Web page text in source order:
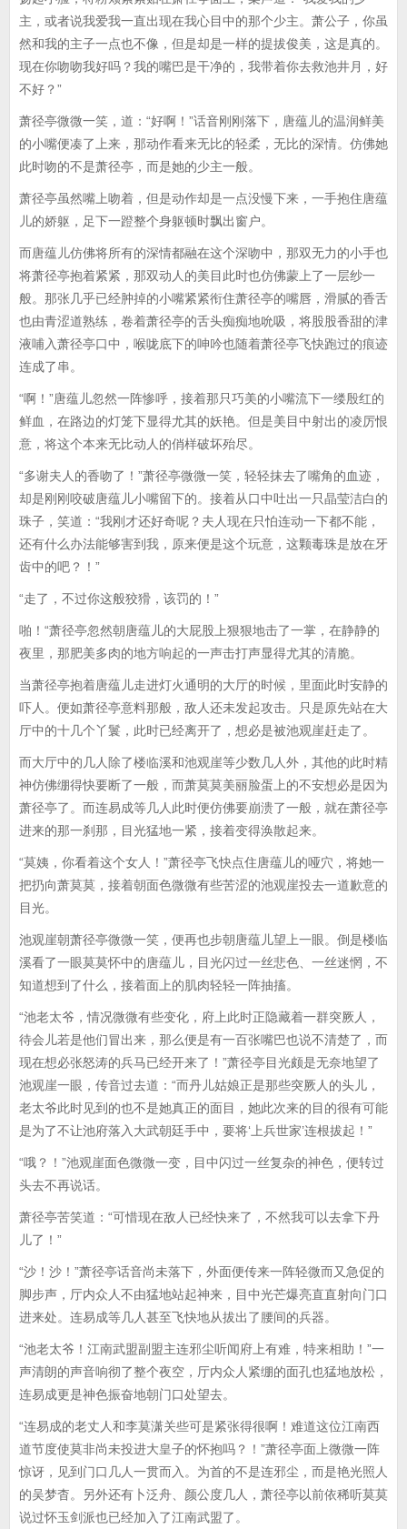
主，或者说我爱我一直出现在我心目中的那个少主。萧公子，你虽
然和我的主子一点也不像，但是却是一样的提拔俊美，这是真的。
现在你吻吻我好吗？我的嘴巴是干净的，我带着你去救池井月，好
不好？”
萧径亭微微一笑，道：“好啊！”话音刚刚落下，唐蕴儿的温润鲜美
的小嘴便凑了上来，那动作看来无比的轻柔，无比的深情。仿佛她
此时吻的不是萧径亭，而是她的少主一般。
萧径亭虽然嘴上吻着，但是动作却是一点没慢下来，一手抱住唐蕴
儿的娇躯，足下一蹬整个身躯顿时飘出窗户。
而唐蕴儿仿佛将所有的深情都融在这个深吻中，那双无力的小手也
将萧径亭抱着紧紧，那双动人的美目此时也仿佛蒙上了一层纱一
般。那张几乎已经肿掉的小嘴紧紧衔住萧径亭的嘴唇，滑腻的香舌
也由青涩道熟练，卷着萧径亭的舌头痴痴地吮吸，将股股香甜的津
液哺入萧径亭口中，喉咙底下的呻吟也随着萧径亭飞快跑过的痕迹
连成了串。
“啊！”唐蕴儿忽然一阵惨呼，接着那只巧美的小嘴流下一缕殷红的
鲜血，在路边的灯笼下显得尤其的妖艳。但是美目中射出的凌厉恨
意，将这个本来无比动人的俏样破坏殆尽。
“多谢夫人的香吻了！”萧径亭微微一笑，轻轻抹去了嘴角的血迹，
却是刚刚咬破唐蕴儿小嘴留下的。接着从口中吐出一只晶莹洁白的
珠子，笑道：“我刚才还好奇呢？夫人现在只怕连动一下都不能，
还有什么办法能够害到我，原来便是这个玩意，这颗毒珠是放在牙
齿中的吧？！”
“走了，不过你这般狡猾，该罚的！”
啪！“萧径亭忽然朝唐蕴儿的大屁股上狠狠地击了一掌，在静静的
夜里，那肥美多肉的地方响起的一声击打声显得尤其的清脆。
当萧径亭抱着唐蕴儿走进灯火通明的大厅的时候，里面此时安静的
吓人。便如萧径亭意料那般，敌人还未发起攻击。只是原先站在大
厅中的十几个丫鬟，此时已经离开了，想必是被池观崖赶走了。
而大厅中的几人除了楼临溪和池观崖等少数几人外，其他的此时精
神仿佛绷得快要断了一般，而萧莫莫美丽脸蛋上的不安想必是因为
萧径亭了。而连易成等几人此时便仿佛要崩溃了一般，就在萧径亭
进来的那一刹那，目光猛地一紧，接着变得涣散起来。
“莫姨，你看着这个女人！”萧径亭飞快点住唐蕴儿的哑穴，将她一
把扔向萧莫莫，接着朝面色微微有些苦涩的池观崖投去一道歉意的
目光。
池观崖朝萧径亭微微一笑，便再也步朝唐蕴儿望上一眼。倒是楼临
溪看了一眼莫莫怀中的唐蕴儿，目光闪过一丝悲色、一丝迷惘，不
知道想到了什么，接着面上的肌肉轻轻一阵抽搐。
“池老太爷，情况微微有些变化，府上此时正隐藏着一群突厥人，
待会儿若是他们冒出来，那么便是有一百张嘴巴也说不清楚了，而
现在想必张怒涛的兵马已经开来了！”萧径亭目光颇是无奈地望了
池观崖一眼，传音过去道：“而丹儿姑娘正是那些突厥人的头儿，
老太爷此时见到的也不是她真正的面目，她此次来的目的很有可能
是为了不让池府落入大武朝廷手中，要将‘上兵世家’连根拔起！”
“哦？！”池观崖面色微微一变，目中闪过一丝复杂的神色，便转过
头去不再说话。
萧径亭苦笑道：“可惜现在敌人已经快来了，不然我可以去拿下丹
儿了！”
“沙！沙！”萧径亭话音尚未落下，外面便传来一阵轻微而又急促的
脚步声，厅内众人不由猛地站起神来，目中光芒爆亮直直射向门口
进来处。连易成等几人甚至飞快地从拔出了腰间的兵器。
“池老太爷！江南武盟副盟主连邪尘听闻府上有难，特来相助！”一
声清朗的声音响彻了整个夜空，厅内众人紧绷的面孔也猛地放松，
连易成更是神色振奋地朝门口处望去。
“连易成的老丈人和李莫潇关些可是紧张得很啊！难道这位江南西
道节度使莫非尚未投进大皇子的怀抱吗？！”萧径亭面上微微一阵
惊讶，见到门口几人一贯而入。为首的不是连邪尘，而是艳光照人
的吴梦杳。另外还有卜泛舟、颜公度几人，萧径亭以前依稀听莫莫
说过怀玉剑派也已经加入了江南武盟了。